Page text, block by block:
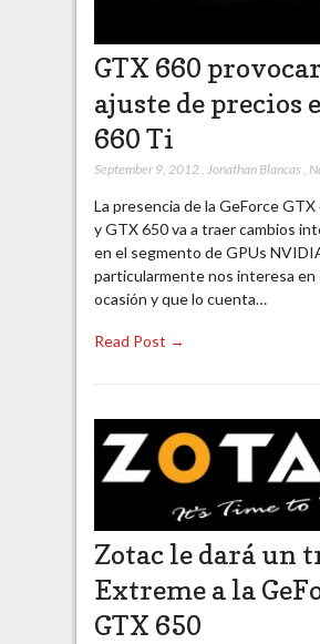
GTX 660
ajuste de precios
660 Ti
September 9, 2012, Jonathan Blancas
La presencia de la GeForce GTX
y GTX 650 va a traer cambios
en el segmento de GPUs
particularmente nos interesa en
ocasión y que lo cuenta…
Read Post →
Zotac le dará un
Extreme a la
GTX 650